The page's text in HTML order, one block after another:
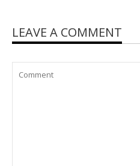
LEAVE A COMMENT